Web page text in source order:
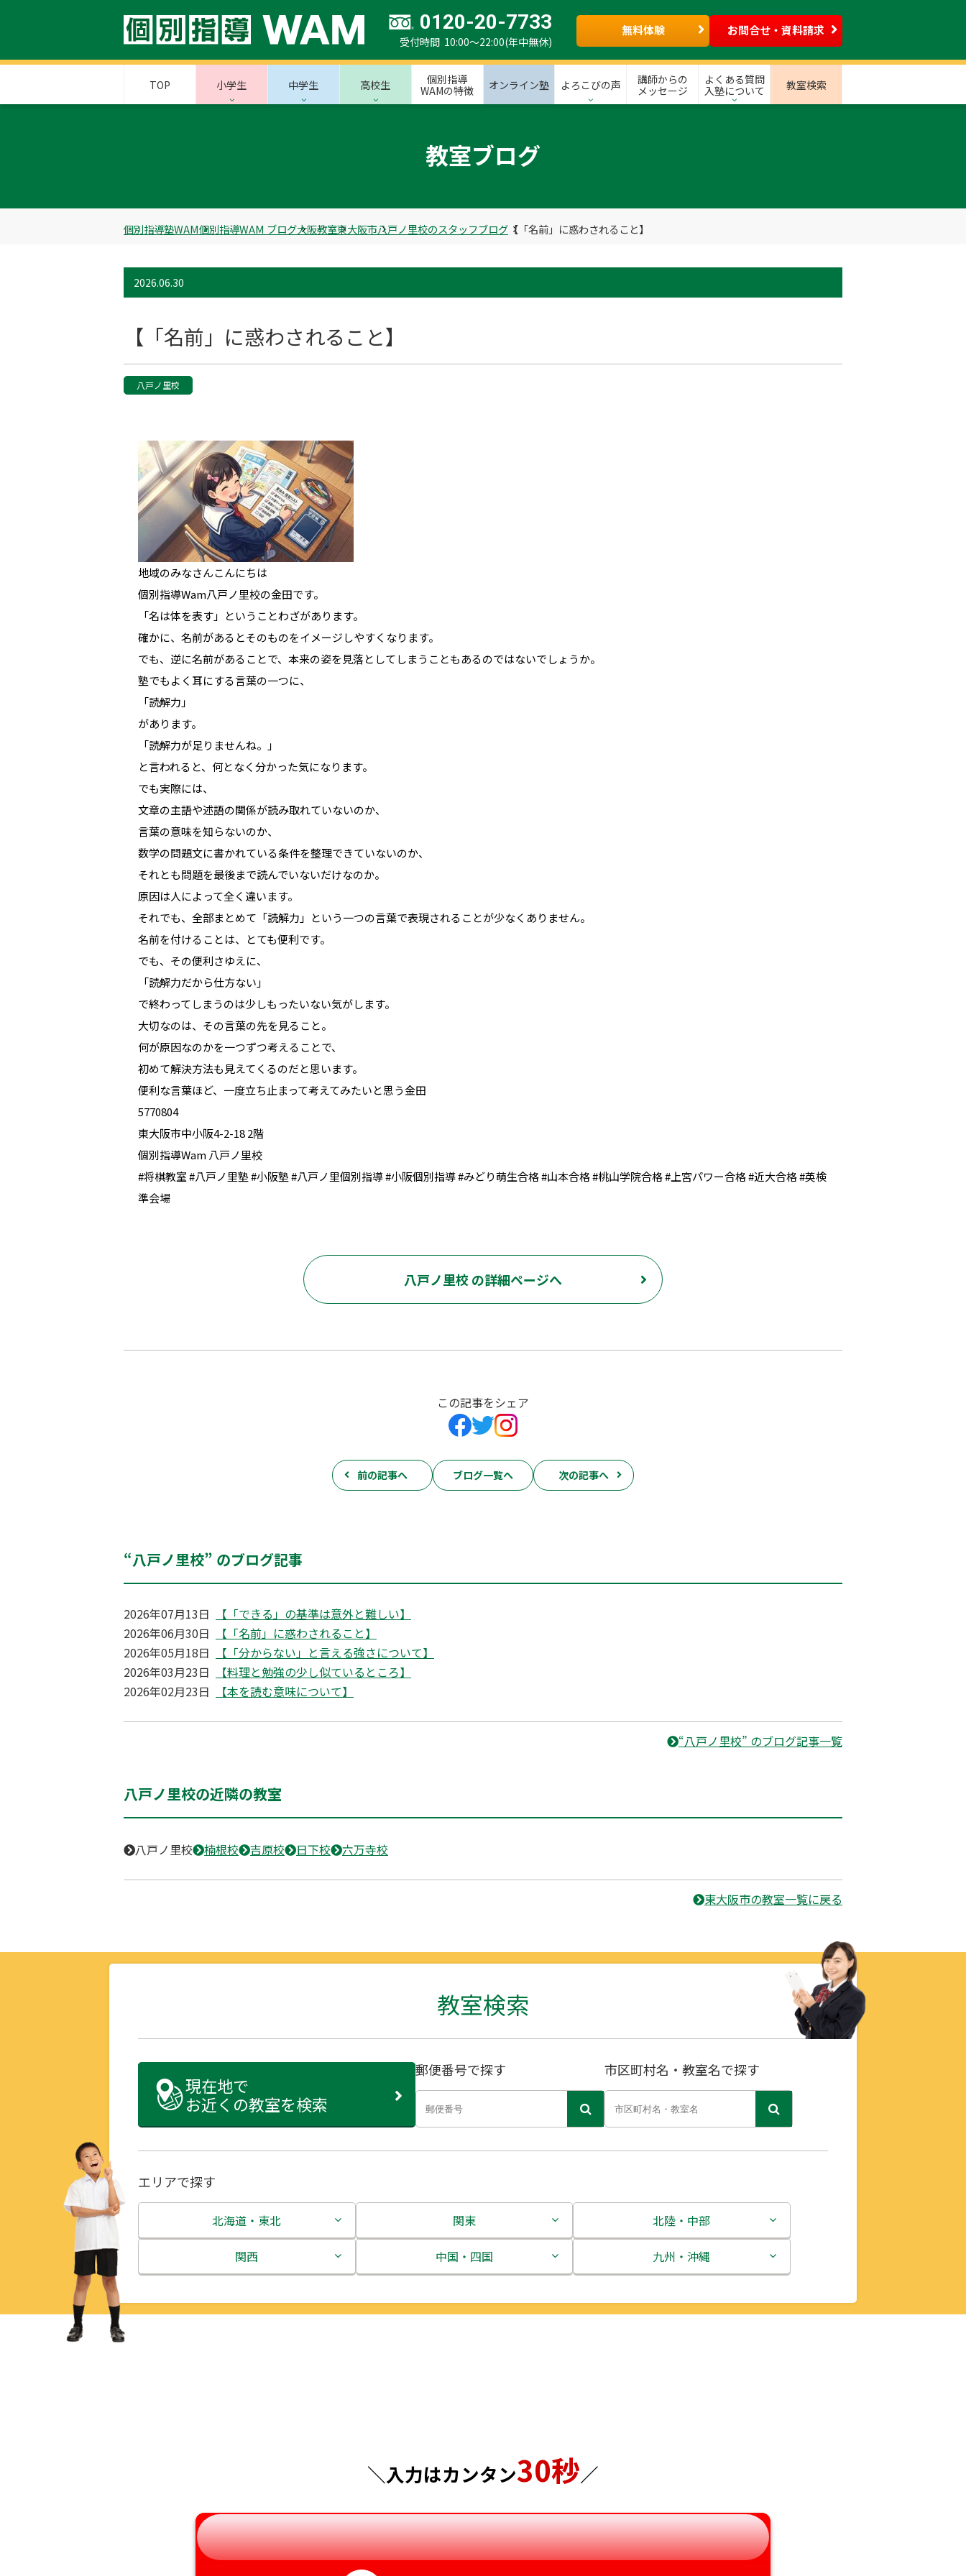
0120-20-7733
受付時間 10:00～22:00(年中無休)
無料体験 お問合せ・資料請求
TOP 小学生 中学生 高校生
個別指導
WAMの特徴
オンライン塾 よろこびの声
講師からの
メッセージ
よくある質問
入塾について
教室検索
教室ブログ
個別指導塾WAM個別指導WAM ブログ大阪教室東大阪市八戸ノ里校のスタッフブログ 【「名前」に惑わされること】
2026.06.30
【「名前」に惑わされること】
八戸ノ里校
地域のみなさんこんにちは
個別指導Wam八戸ノ里校の金田です。
「名は体を表す」ということわざがあります。
確かに、名前があるとそのものをイメージしやすくなります。
でも、逆に名前があることで、本来の姿を見落としてしまうこともあるのではないでしょうか。
塾でもよく耳にする言葉の一つに、
「読解力」
があります。
「読解力が足りませんね。」
と言われると、何となく分かった気になります。
でも実際には、
文章の主語や述語の関係が読み取れていないのか、
言葉の意味を知らないのか、
数学の問題文に書かれている条件を整理できていないのか、
それとも問題を最後まで読んでいないだけなのか。
原因は人によって全く違います。
それでも、全部まとめて「読解力」という一つの言葉で表現されることが少なくありません。
名前を付けることは、とても便利です。
でも、その便利さゆえに、
「読解力だから仕方ない」
で終わってしまうのは少しもったいない気がします。
大切なのは、その言葉の先を見ること。
何が原因なのかを一つずつ考えることで、
初めて解決方法も見えてくるのだと思います。
便利な言葉ほど、一度立ち止まって考えてみたいと思う金田
5770804
東大阪市中小阪4-2-18 2階
個別指導Wam 八戸ノ里校
#将棋教室 #八戸ノ里塾 #小阪塾 #八戸ノ里個別指導 #小阪個別指導 #みどり萌生合格 #山本合格 #桃山学院合格 #上宮パワー合格 #近大合格 #英検
準会場
八戸ノ里校 の詳細ページへ
この記事をシェア
前の記事へ ブログ一覧へ 次の記事へ
“八戸ノ里校” のブログ記事
2026年07月13日
【「できる」の基準は意外と難しい】
2026年06月30日
【「名前」に惑わされること】
2026年05月18日
【「分からない」と言える強さについて】
2026年03月23日
【料理と勉強の少し似ているところ】
2026年02月23日
【本を読む意味について】
“八戸ノ里校” のブログ記事一覧
八戸ノ里校の近隣の教室
八戸ノ里校 楠根校 吉原校 日下校 六万寺校
東大阪市の教室一覧に戻る
教室検索
現在地で
お近くの教室を検索
郵便番号で探す 市区町村名・教室名で探す
エリアで探す
北海道・東北
北海道
関東
茨城県
神奈川県
北陸・中部
新潟県
愛知県
関西
中国・四国
徳島県
愛媛県
九州・沖縄
沖縄県
＼入力はカンタン30秒／